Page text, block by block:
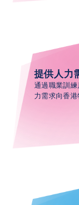
提供人力
通過職業訓
力需求向香